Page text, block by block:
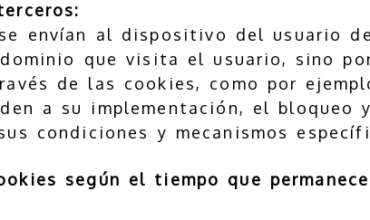
envían al dispositivo del usuario
que visita el usuario, sino
de las cookies, como por
a su implementación, el bloqueo
condiciones y mecanismos
según el tiempo que